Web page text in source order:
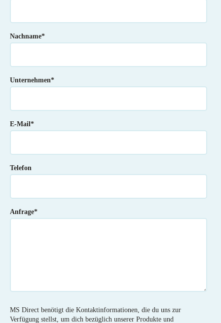
Nachname*
Unternehmen*
E-Mail*
Telefon
Anfrage*
MS Direct benötigt die Kontaktinformationen, die du uns zur
Verfügung stellst, um dich bezüglich unserer Produkte und